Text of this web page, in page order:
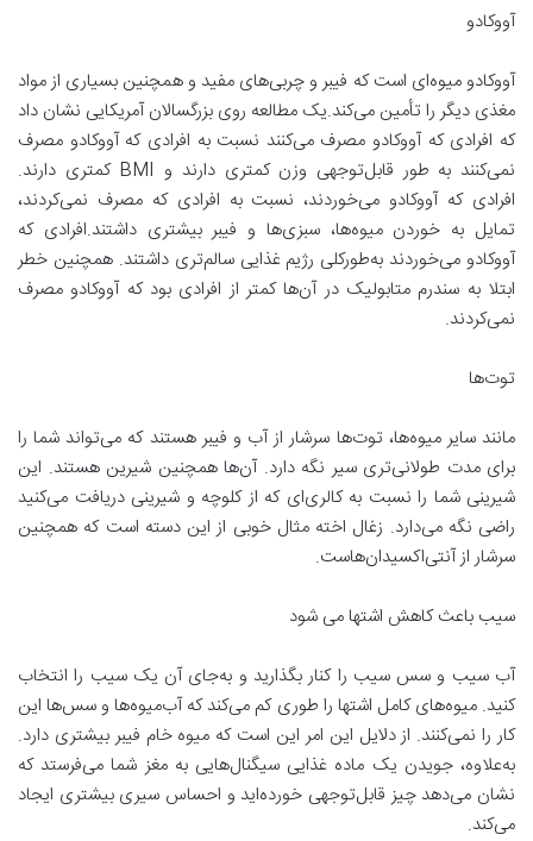
آووکادو
آووکادو میوه‌ای است که فیبر و چربی‌های مفید و همچنین بسیاری از مواد
مغذی دیگر را تأمین می‌کند.یک مطالعه روی بزرگسالان آمریکایی نشان داد
که افرادی که آووکادو مصرف می‌کنند نسبت به افرادی که آووکادو مصرف
نمی‌کنند به طور قابل‌توجهی وزن کمتری دارند و BMI کمتری دارند.
افرادی که آووکادو می‌خوردند، نسبت به افرادی که مصرف نمی‌کردند،
تمایل به خوردن میوه‌ها، سبزی‌ها و فیبر بیشتری داشتند.افرادی که
آووکادو می‌خوردند به‌طورکلی رژیم غذایی سالم‌تری داشتند. همچنین خطر
ابتلا به سندرم متابولیک در آن‌ها کمتر از افرادی بود که آووکادو مصرف
نمی‌کردند.
توت‌ها
مانند سایر میوه‌ها، توت‌ها سرشار از آب و فیبر هستند که می‌تواند شما را
برای مدت طولانی‌تری سیر نگه دارد. آن‌ها همچنین شیرین هستند. این
شیرینی شما را نسبت به کالری‌ای که از کلوچه و شیرینی دریافت می‌کنید
راضی نگه می‌دارد. زغال اخته مثال خوبی از این دسته است که همچنین
سرشار از آنتی‌اکسیدان‌هاست.
سیب باعث کاهش اشتها می شود
آب سیب و سس سیب را کنار بگذارید و به‌جای آن یک سیب را انتخاب
کنید. میوه‌های کامل اشتها را طوری کم می‌کند که آب‌میوه‌ها و سس‌ها این
کار را نمی‌کنند. از دلایل این امر این است که میوه خام فیبر بیشتری دارد.
به‌علاوه، جویدن یک ماده غذایی سیگنال‌هایی به مغز شما می‌فرستد که
نشان می‌دهد چیز قابل‌توجهی خورده‌اید و احساس سیری بیشتری ایجاد
می‌کند.